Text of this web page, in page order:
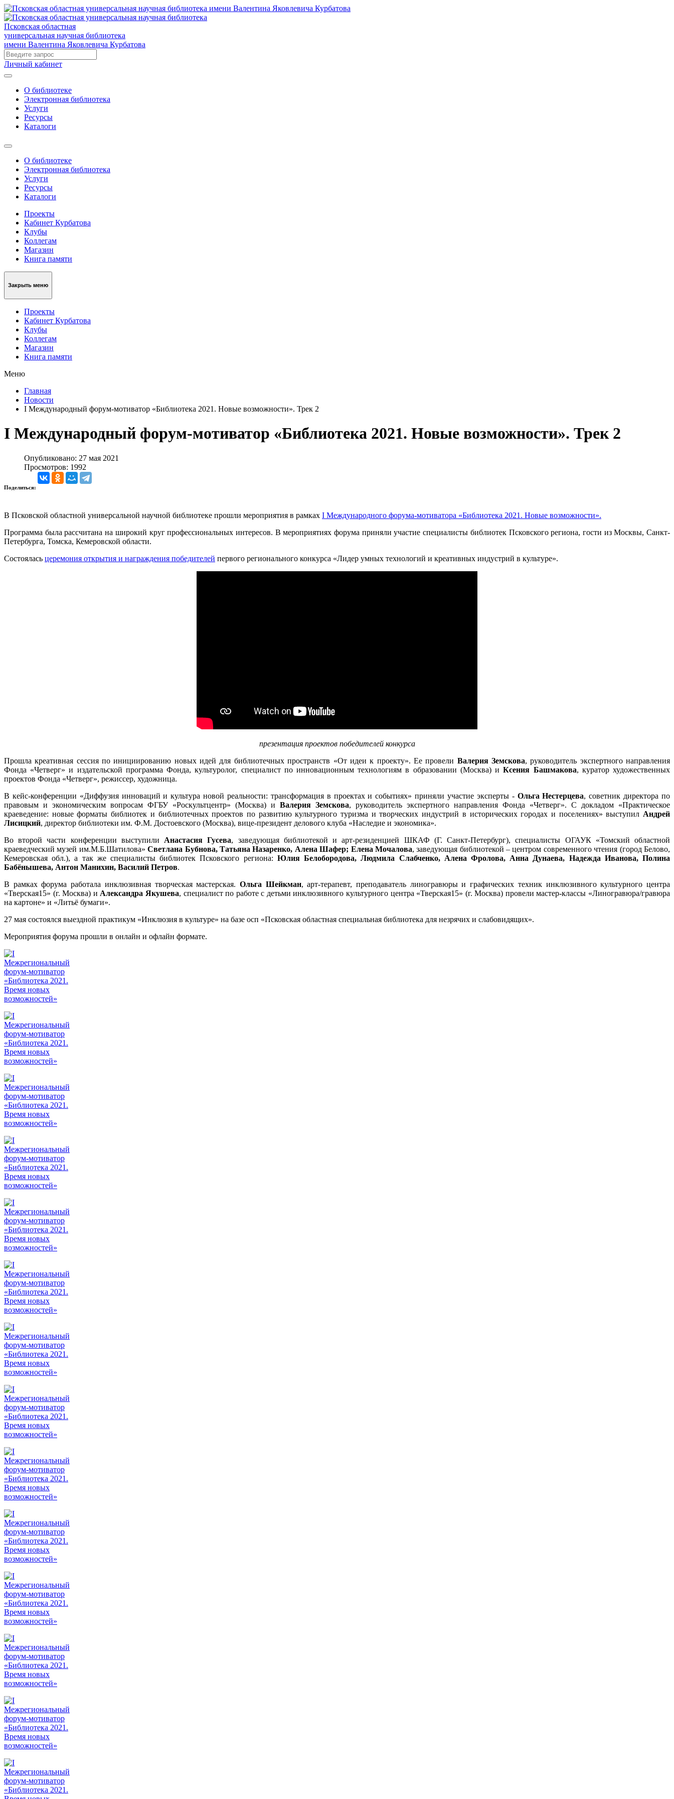
Псковская областная
универсальная научная библиотека
имени Валентина Яковлевича Курбатова
Личный кабинет
О библиотеке
Электронная библиотека
Услуги
Ресурсы
Каталоги
О библиотеке
Электронная библиотека
Услуги
Ресурсы
Каталоги
Проекты
Кабинет Курбатова
Клубы
Коллегам
Магазин
Книга памяти
Закрыть меню
Проекты
Кабинет Курбатова
Клубы
Коллегам
Магазин
Книга памяти
Меню
Главная
Новости
I Международный форум-мотиватор «Библиотека 2021. Новые возможности». Трек 2
I Международный форум-мотиватор «Библиотека 2021. Новые возможности». Трек 2
Опубликовано: 27 мая 2021
Просмотров: 1992
Поделиться:
В Псковской областной универсальной научной библиотеке прошли мероприятия в рамках I Международного форума-мотиватора «Библиотека 2021. Новые возможности».
Программа была рассчитана на широкий круг профессиональных интересов. В мероприятиях форума приняли участие специалисты библиотек Псковского региона, гости из Москвы, Санкт-
Петербурга, Томска, Кемеровской области.
Состоялась церемония открытия и награждения победителей первого регионального конкурса «Лидер умных технологий и креативных индустрий в культуре».
презентация проектов победителей конкурса
Прошла креативная сессия по инициированию новых идей для библиотечных пространств «От идеи к проекту». Ее провели Валерия Земскова, руководитель экспертного направления
Фонда «Четверг» и издательской программа Фонда, культуролог, специалист по инновационным технологиям в образовании (Москва) иКсения Башмакова, куратор художественных
проектов Фонда «Четверг», режиссер, художница.
В кейс-конференции «Диффузия инноваций и культура новой реальности: трансформация в проектах и событиях» приняли участие эксперты - Ольга Нестерцева, советник директора по
правовым и экономическим вопросам ФГБУ «Роскультцентр» (Москва) и Валерия Земскова, руководитель экспертного направления Фонда «Четверг». С докладом «Практическое
краеведение: новые форматы библиотек и библиотечных проектов по развитию культурного туризма и творческих индустрий в исторических городах и поселениях» выступил Андрей
Лисицкий, директор библиотеки им. Ф.М. Достоевского (Москва), вице-президент делового клуба «Наследие и экономика».
Во второй части конференции выступили Анастасия Гусева, заведующая библиотекой и арт-резиденцией ШКАФ (Г. Санкт-Петербург), специалисты ОГАУК «Томский областной
краеведческий музей им.М.Б.Шатилова»Светлана Бубнова, Татьяна Назаренко, Алена Шафер; Елена Мочалова, заведующая библиотекой – центром современного чтения (город Белово,
Кемеровская обл.), а так же специалисты библиотек Псковского региона: Юлия Белобородова, Людмила Слабченко, Алена Фролова, Анна Дунаева, Надежда Иванова, Полина
Бабёнышева, Антон Манихин, Василий Петров.
В рамках форума работала инклюзивная творческая мастерская. Ольга Шейкман, арт-терапевт, преподаватель линогравюры и графических техник инклюзивного культурного центра
«Тверская15» (г. Москва) и Александра Якушева, специалист по работе с детьми инклюзивного культурного центра «Тверская15» (г. Москва) провели мастер-классы «Линогравюра/гравюра
на картоне» и «Литьё бумаги».
27 мая состоялся выездной практикум «Инклюзия в культуре» на базе осп «Псковская областная специальная библиотека для незрячих и слабовидящих».
Мероприятия форума прошли в онлайн и офлайн формате.